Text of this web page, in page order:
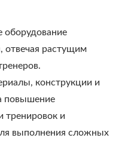
оборудование
отвечая растущим
конструкции и
повышение
тренировок и
выполнения сложных